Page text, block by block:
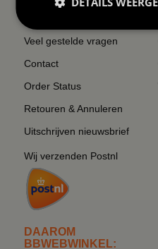
Veel gestelde vragen
Contact
Order Status
Retouren & Annuleren
Uitschrijven nieuwsbrief
Wij verzenden Postnl
DAAROM
BBWEBWINKEL: